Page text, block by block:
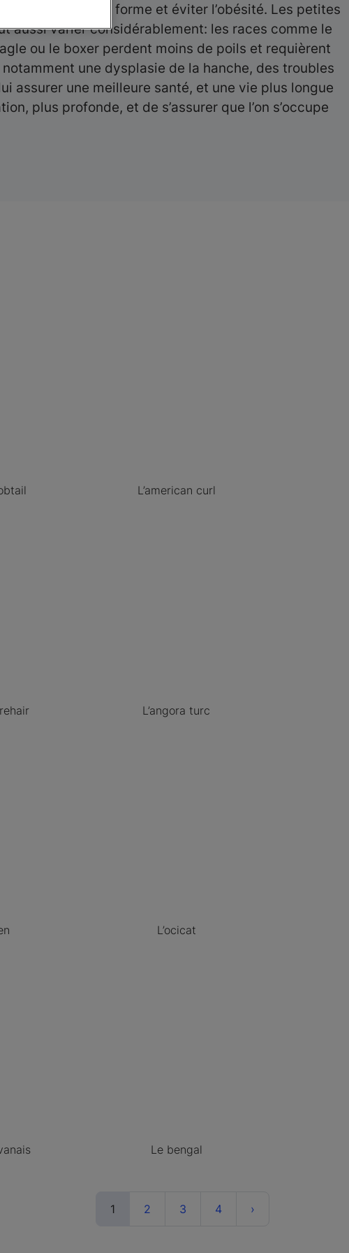
pour rester en forme et éviter l’obésité. Les petites
aussi varier considérablement: les races comme le
ou le boxer perdent moins de poils et requièrent
une dysplasie de la hanche, des troubles
assurer une meilleure santé, et une vie plus longue
plus profonde, et de s’assurer que l’on s’occupe
L’american curl
L’angora turc
L’ocicat
Le bengal
1 (current)
2 3 4 ›